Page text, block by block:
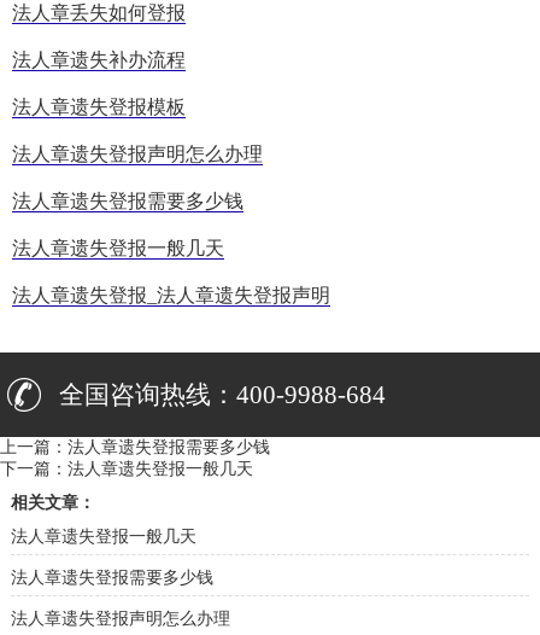
法人章丢失如何登报
法人章遗失补办流程
法人章遗失登报模板
法人章遗失登报声明怎么办理
法人章遗失登报需要多少钱
法人章遗失登报一般几天
法人章遗失登报_法人章遗失登报声明
全国咨询热线：400-9988-684
上一篇： 法人章遗失登报需要多少钱
下一篇： 法人章遗失登报一般几天
相关文章：
法人章遗失登报一般几天
法人章遗失登报需要多少钱
法人章遗失登报声明怎么办理